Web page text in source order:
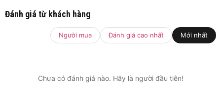
Đánh giá từ khách hàng
Người mua Đánh giá cao nhất Mới nhất
Chưa có đánh giá nào. Hãy là người đầu tiên!